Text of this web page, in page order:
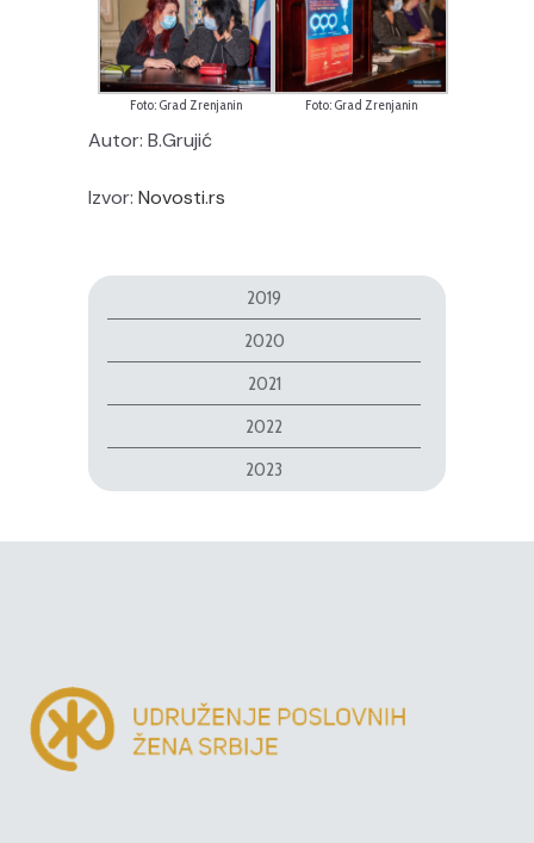
Foto: Grad Zrenjanin Foto: Grad Zrenjanin
Autor: B.Grujić
Izvor: Novosti.rs
2019
2020
2021
2022
2023